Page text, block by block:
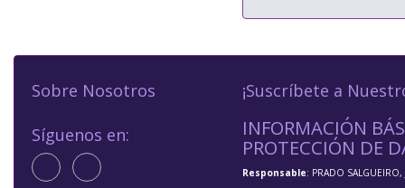
Sobre Nosotros
Síguenos en:
¡Suscríbete a
INFORMACIÓN
PROTECCIÓN DE
Responsable: PRADO SALGUEIRO,